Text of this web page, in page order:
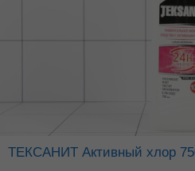
ТЕКСАНИТ Активный хлор